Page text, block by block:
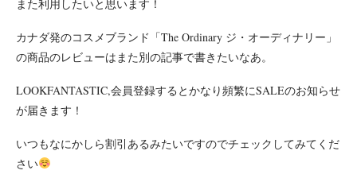
また利用したいと思います！
カナダ発のコスメブランド「The Ordinary ジ・オーディナリー」
の商品のレビューはまた別の記事で書きたいなあ。
LOOKFANTASTIC,会員登録するとかなり頻繁にSALEのお知らせ
が届きます！
いつもなにかしら割引あるみたいですのでチェックしてみてくだ
さい